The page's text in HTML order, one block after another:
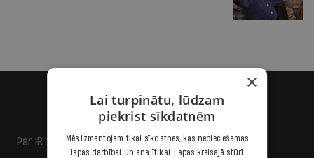
Par IR
×
Lai turpinātu, lūdzam
piekrist sīkdatnēm
Mēs izmantojam tikai sīkdatnes, kas nepieciešamas
lapas darbībai un analītikai. Lapas kreisajā stūrī